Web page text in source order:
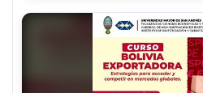
riesgos corporativos bajo estándares
descuentos del 10% para estudiantes
Económicas y Financieras y del 20% para
Carrera de Administración de Empresas.
WhatsApp 62363535.